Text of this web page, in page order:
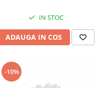
IN STOC
ADAUGA IN COS
-10%